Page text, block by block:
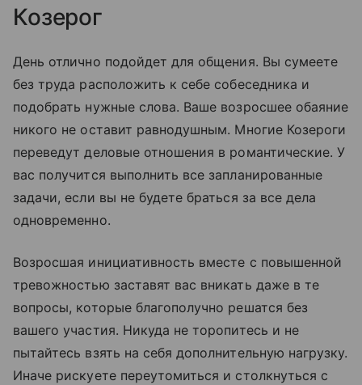
Козерог
День отлично подойдет для общения. Вы сумеете
без труда расположить к себе собеседника и
подобрать нужные слова. Ваше возросшее обаяние
никого не оставит равнодушным. Многие Козероги
переведут деловые отношения в романтические. У
вас получится выполнить все запланированные
задачи, если вы не будете браться за все дела
одновременно.
Возросшая инициативность вместе с повышенной
тревожностью заставят вас вникать даже в те
вопросы, которые благополучно решатся без
вашего участия. Никуда не торопитесь и не
пытайтесь взять на себя дополнительную нагрузку.
Иначе рискуете переутомиться и столкнуться с